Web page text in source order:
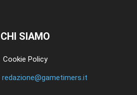
CHI SIAMO
Cookie Policy
redazione@gametimers.it